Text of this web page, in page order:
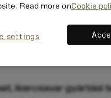
ikercsavar gyártási
Read more onCookie
settings